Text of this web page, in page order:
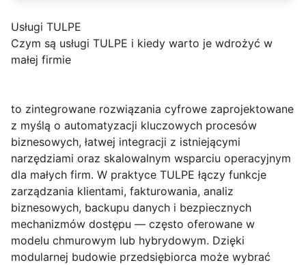
Usługi TULPE
Czym są usługi TULPE i kiedy warto je wdrożyć w
małej firmie
to zintegrowane rozwiązania cyfrowe zaprojektowane
z myślą o automatyzacji kluczowych procesów
biznesowych, łatwej integracji z istniejącymi
narzędziami oraz skalowalnym wsparciu operacyjnym
dla małych firm. W praktyce TULPE łączy funkcje
zarządzania klientami, fakturowania, analiz
biznesowych, backupu danych i bezpiecznych
mechanizmów dostępu — często oferowane w
modelu chmurowym lub hybrydowym. Dzięki
modularnej budowie przedsiębiorca może wybrać